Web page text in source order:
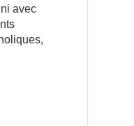
avec